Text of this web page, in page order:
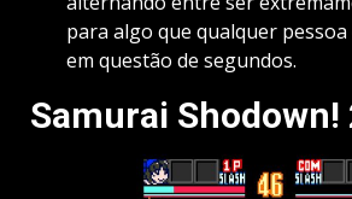
para algo que qualquer
em questão de segundos.
Samurai Shodown!